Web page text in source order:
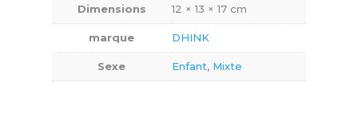
Dimensions 12 × 13 × 17 cm
marque DHINK
Sexe Enfant, Mixte